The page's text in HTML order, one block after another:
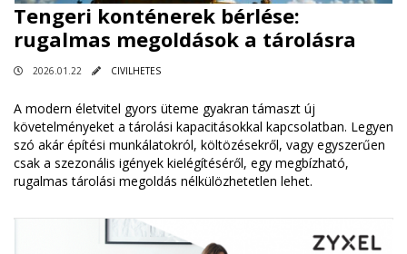
Tengeri konténerek bérlése:
rugalmas megoldások a tárolásra
2026.01.22 CIVILHETES
A modern életvitel gyors üteme gyakran támaszt új
követelményeket a tárolási kapacitásokkal kapcsolatban. Legyen
szó akár építési munkálatokról, költözésekről, vagy egyszerűen
csak a szezonális igények kielégítéséről, egy megbízható,
rugalmas tárolási megoldás nélkülözhetetlen lehet.